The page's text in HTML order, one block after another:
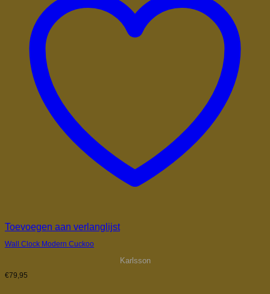
Toevoegen aan verlanglijst
Wall Clock Modern Cuckoo
Karlsson
€79,95